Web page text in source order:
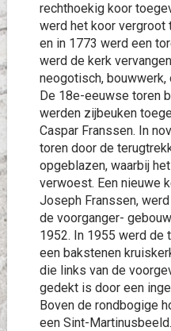
rechthoekig koor
werd het koor vergroot
en in 1773 werd een
werd de kerk
neogotisch, bouwwerk,
De 18e-eeuwse toren
werden zijbeuken
Caspar Franssen. In
toren door de
opgeblazen, waarbij
verwoest. Een nieuwe
Joseph Franssen,
de voorganger-
1952. In 1955 werd de
een bakstenen
die links van de
gedekt is door een
Boven de rondbogige
een Sint-